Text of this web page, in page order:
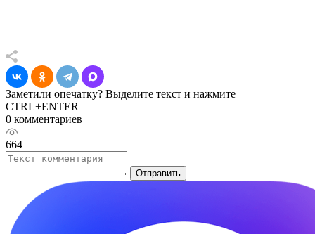
Заметили опечатку? Выделите текст и нажмите
CTRL+ENTER
0 комментариев
664
Отправить